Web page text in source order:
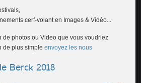
cerf-volant en Images & Vidéo...
de photos ou Video que vous voudriez
de plus simpleenvoyez les nous
Berck 2018